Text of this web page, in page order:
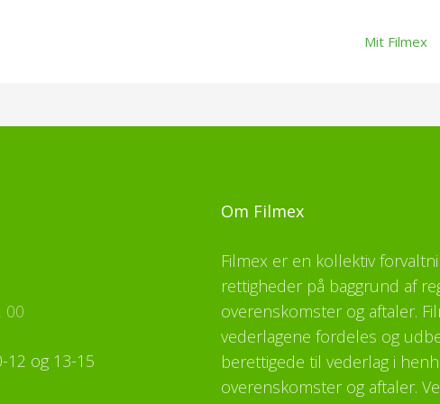
Mit Filmex
00
12 og 13-15
Om Filmex
Filmex er en kollektiv
rettigheder på baggrund af
overenskomster og aftaler.
vederlagene fordeles og
berettigede til vederlag i
overenskomster og aftaler.